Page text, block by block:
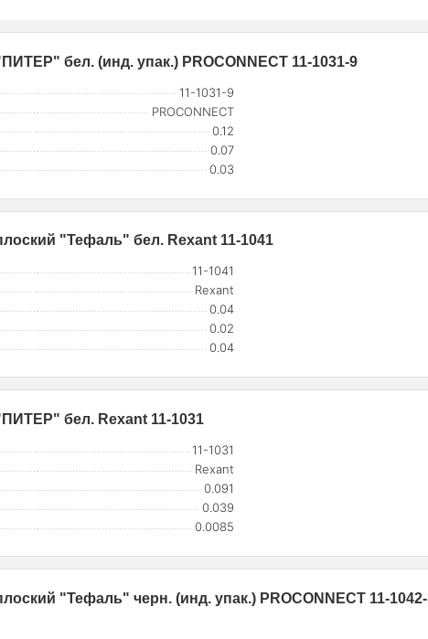
бел. (инд. упак.) PROCONNECT 11-1031-9
11-1031-9
PROCONNECT
0.12
0.07
0.03
"Тефаль" бел. Rexant 11-1041
11-1041
Rexant
0.04
0.02
0.04
бел. Rexant 11-1031
11-1031
Rexant
0.091
0.039
0.0085
"Тефаль" черн. (инд. упак.) PROCONNECT 11-1042-